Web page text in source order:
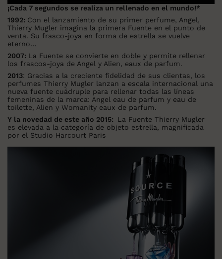
¡Cada 7 segundos se realiza un rellenado en el mundo!*
1992: Con el lanzamiento de su primer perfume, Angel,
Thierry Mugler imagina la primera Fuente en el punto de
venta. Su frasco-joya en forma de estrella se vuelve
eterno…
2007: La Fuente se convierte en doble y permite rellenar
los frascos-joya de Angel y Alien, eaux de parfum.
2013: Gracias a la creciente fidelidad de sus clientas, los
perfumes Thierry Mugler lanzan a escala internacional una
nueva fuente cuádruple para rellenar todas las líneas
femeninas de la marca: Angel eau de parfum y eau de
toilette, Alien y Womanity eaux de parfum.
Y la novedad de este año 2015: La Fuente Thierry Mugler
es elevada a la categoría de objeto estrella, magnificada
por el Studio Harcourt Paris